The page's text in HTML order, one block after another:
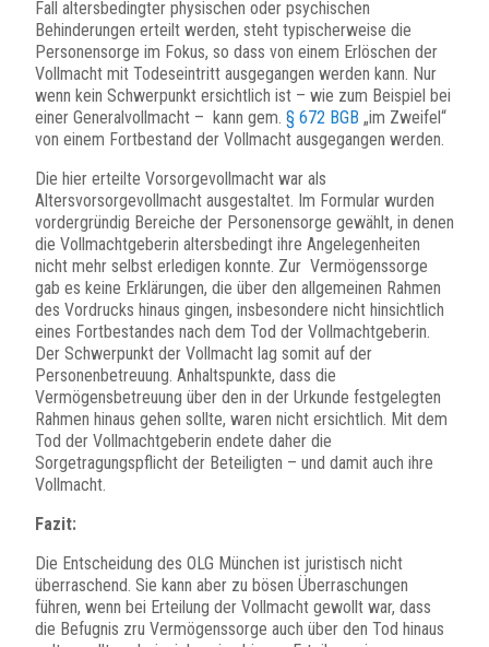
Fall altersbedingter physischen oder psychischen
Behinderungen erteilt werden, steht typischerweise die
Personensorge im Fokus, so dass von einem Erlöschen der
Vollmacht mit Todeseintritt ausgegangen werden kann. Nur
wenn kein Schwerpunkt ersichtlich ist – wie zum Beispiel bei
einer Generalvollmacht – kann gem. § 672 BGB „im Zweifel“
von einem Fortbestand der Vollmacht ausgegangen werden.
Die hier erteilte Vorsorgevollmacht war als
Altersvorsorgevollmacht ausgestaltet. Im Formular wurden
vordergründig Bereiche der Personensorge gewählt, in denen
die Vollmachtgeberin altersbedingt ihre Angelegenheiten
nicht mehr selbst erledigen konnte. Zur Vermögenssorge
gab es keine Erklärungen, die über den allgemeinen Rahmen
des Vordrucks hinaus gingen, insbesondere nicht hinsichtlich
eines Fortbestandes nach dem Tod der Vollmachtgeberin.
Der Schwerpunkt der Vollmacht lag somit auf der
Personenbetreuung. Anhaltspunkte, dass die
Vermögensbetreuung über den in der Urkunde festgelegten
Rahmen hinaus gehen sollte, waren nicht ersichtlich. Mit dem
Tod der Vollmachtgeberin endete daher die
Sorgetragungspflicht der Beteiligten – und damit auch ihre
Vollmacht.
Fazit:
Die Entscheidung des OLG München ist juristisch nicht
überraschend. Sie kann aber zu bösen Überraschungen
führen, wenn bei Erteilung der Vollmacht gewollt war, dass
die Befugnis zru Vermögenssorge auch über den Tod hinaus